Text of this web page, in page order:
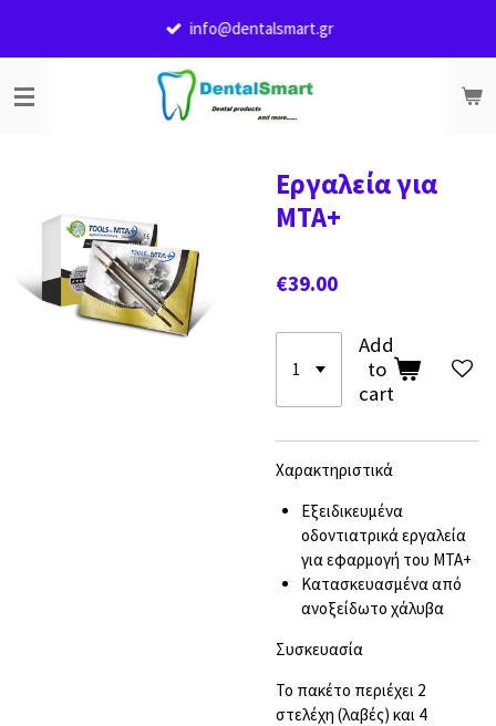
content
info@dentalsmart.gr
Εργαλεία για
MTA+
€39.00
Add
to
cart
Χαρακτηριστικά
Εξειδικευμένα
οδοντιατρικά εργαλεία
για εφαρμογή του MTA+
Kατασκευασμένα από
ανοξείδωτο χάλυβα
Συσκευασία
Το πακέτο περιέχει 2
στελέχη (λαβές) και 4